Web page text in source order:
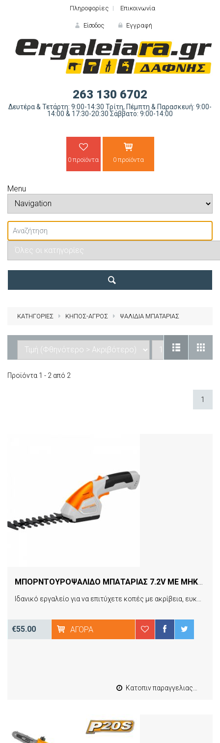
Πληροφορίες Επικοινωνία
Είσοδος
ΕΙΣΟΔΟΣ
Εγγραφή
263 130 6702
Δευτέρα & Τετάρτη: 9:00-14:30 Τρίτη, Πέμπτη & Παρασκευή: 9:00-
14:00 & 17:30-20:30 Σάββατο: 9:00-14:00
0 προϊόντα 0 προϊόντα
Menu
ΚΑΤΗΓΟΡΙΕΣ ΚΗΠΟΣ-ΑΓΡΟΣ ΨΑΛΙΔΙΑ ΜΠΑΤΑΡΙΑΣ
Προϊόντα 1 - 2 από 2
1
€55.00 ΑΓΟΡΆ
Κατοπιν παραγγελιας από 4 έως 10 εργασιμες